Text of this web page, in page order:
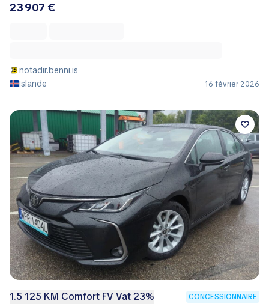
23 907 €
notadir.benni.is
Islande
16 février 2026
1.5 125 KM Comfort FV Vat 23% CONCESSIONNAIRE